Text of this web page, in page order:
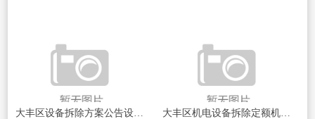
大丰区设备拆除方案公告设备拆除背后的秘密与挑战揭秘 大丰区机电设备拆除定额机电设备拆除的成本与效率探讨